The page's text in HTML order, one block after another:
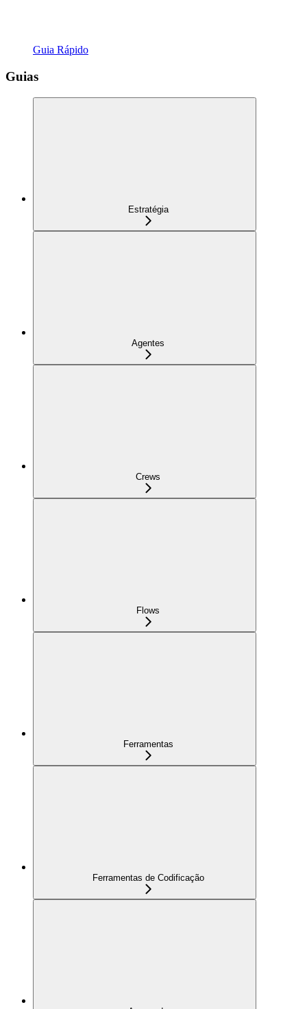
Guia Rápido
Guias
Estratégia
Agentes
Crews
Flows
Ferramentas
Ferramentas de Codificação